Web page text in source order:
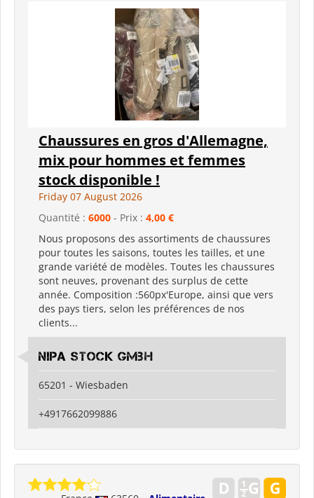
Chaussures en gros d'Allemagne,
mix pour hommes et femmes
stock disponible !
Friday 07 August 2026
Quantité : 6000 - Prix : 4,00 €
Nous proposons des assortiments de chaussures
pour toutes les saisons, toutes les tailles, et une
grande variété de modèles. Toutes les chaussures
sont neuves, provenant des surplus de cette
année. Composition :560px'Europe, ainsi que vers
des pays tiers, selon les préférences de nos
clients...
Nipa Stock GmbH
65201 - Wiesbaden
+4917662099886